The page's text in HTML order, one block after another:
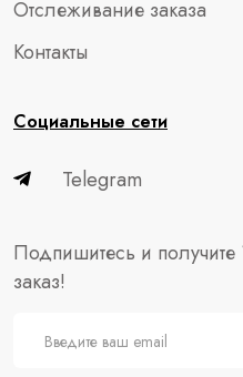
Отслеживание заказа
Контакты
Социальные сети
Telegram
Подпишитесь и получите
заказ!